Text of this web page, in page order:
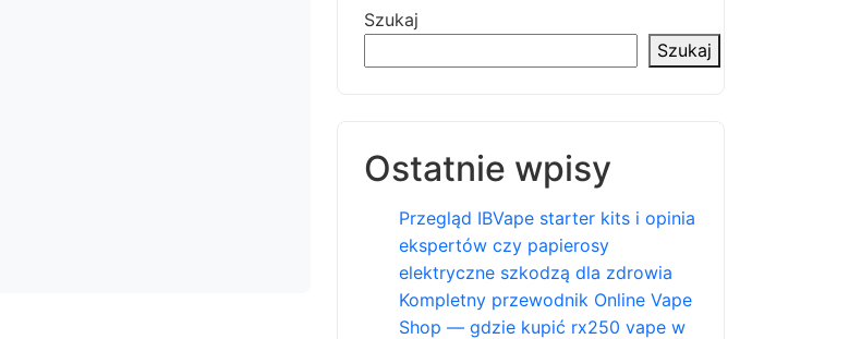
Szukaj
Szukaj
Ostatnie wpisy
Przegląd IBVape starter kits i opinia
ekspertów czy papierosy
elektryczne szkodzą dla zdrowia
Kompletny przewodnik Online Vape
Shop — gdzie kupić rx250 vape w